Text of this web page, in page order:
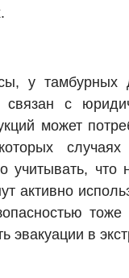
у тамбурных
с
может
учитывать, что
активно
тоже
в